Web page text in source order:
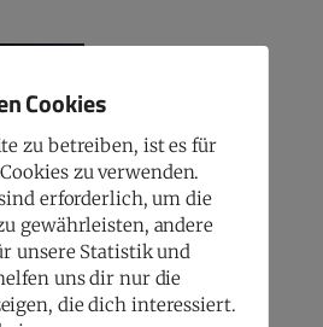
Cookies
zu betreiben, ist es für
zu verwenden.
erforderlich, um die
gewährleisten, andere
unsere Statistik und
uns dir nur die
die dich interessiert.